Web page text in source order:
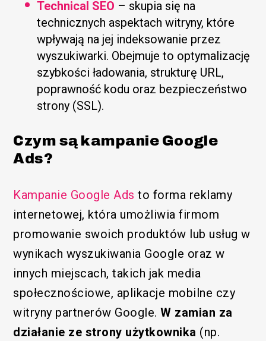
Technical SEO – skupia się na
technicznych aspektach witryny, które
wpływają na jej indeksowanie przez
wyszukiwarki. Obejmuje to optymalizację
szybkości ładowania, strukturę URL,
poprawność kodu oraz bezpieczeństwo
strony (SSL).
Czym są kampanie Google
Ads?
Kampanie Google Ads to forma reklamy
internetowej, która umożliwia firmom
promowanie swoich produktów lub usług w
wynikach wyszukiwania Google oraz w
innych miejscach, takich jak media
społecznościowe, aplikacje mobilne czy
witryny partnerów Google.W zamian za
działanie ze strony użytkownika (np.